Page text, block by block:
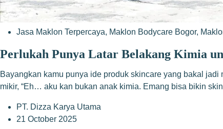
Jasa Maklon Terpercaya, Maklon Bodycare Bogor,
Perlukah Punya Latar Belakang Kimia
Bayangkan kamu punya ide produk skincare yang bakal
mikir, “Eh… aku kan bukan anak kimia. Emang bisa bikin
PT. Dizza Karya Utama
21 October 2025